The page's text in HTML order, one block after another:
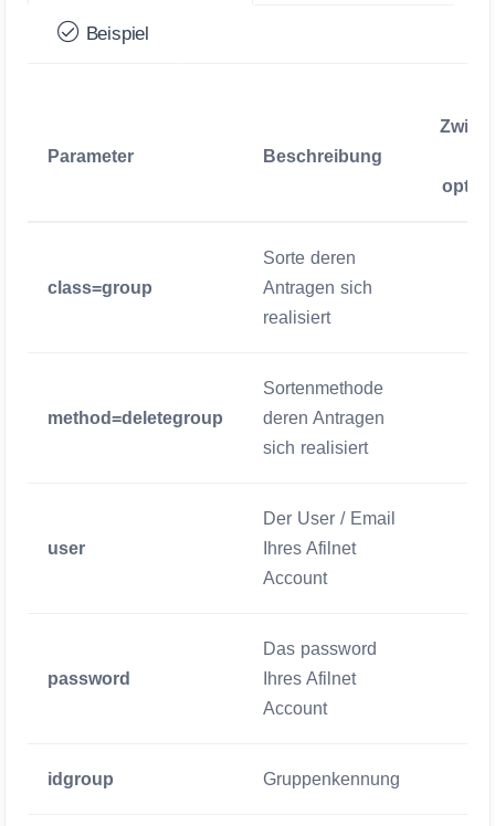
Beispiel
Parameter Beschreibung
class=group
Sorte deren
Antragen sich
realisiert
method=deletegroup
Sortenmethode
deren Antragen
sich realisiert
user
Der User / Email
Ihres Afilnet
Account
password
Das password
Ihres Afilnet
Account
idgroup Gruppenkennung